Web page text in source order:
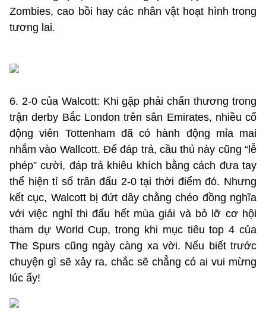
Zombies, cao bồi hay các nhân vật hoạt hình trong
tương lai.
6. 2-0 của Walcott: Khi gặp phải chấn thương trong
trận derby Bắc London trên sân Emirates, nhiều cổ
động viên Tottenham đã có hành động mỉa mai
nhắm vào Wallcott. Để đáp trả, cầu thủ này cũng “lễ
phép” cười, đáp trả khiêu khích bằng cách đưa tay
thể hiện tỉ số trân đấu 2-0 tại thời điểm đó. Nhưng
kết cục, Walcott bị đứt dây chằng chéo đồng nghĩa
với việc nghỉ thi đấu hết mùa giải và bỏ lỡ cơ hội
tham dự World Cup, trong khi mục tiêu top 4 của
The Spurs cũng ngày càng xa vời. Nếu biết trước
chuyện gì sẽ xảy ra, chắc sẽ chẳng có ai vui mừng
lúc ấy!